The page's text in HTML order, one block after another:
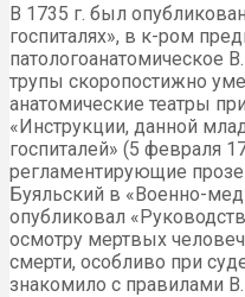
В 1735 г. был
госпиталях», в к-ром
патологоанатомическое
трупы скоропостижно
анатомические театры
«Инструкции, данной
госпиталей» (5 февраля
регламентирующие
Буяльский в «Военно-
опубликовал
осмотру мертвых
смерти, особливо при
знакомило с правилами В.